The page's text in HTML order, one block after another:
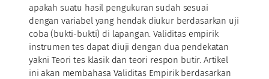
apakah suatu hasil pengukuran sudah sesuai
dengan variabel yang hendak diukur berdasarkan uji
coba (bukti-bukti) di lapangan. Validitas empirik
instrumen tes dapat diuji dengan dua pendekatan
yakni Teori tes klasik dan teori respon butir. Artikel
ini akan membahasa Validitas Empirik berdasarkan